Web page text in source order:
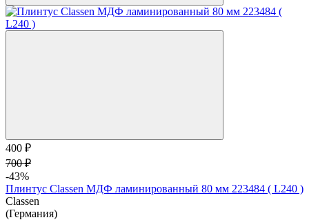
400 ₽
700 ₽
-43%
Плинтус Classen МДФ ламинированный 80 мм 223484 ( L240 )
Classen
(Германия)